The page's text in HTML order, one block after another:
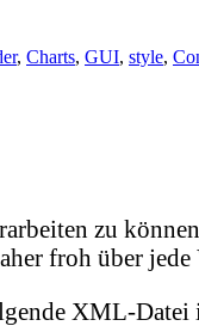
, Charts, GUI, style,
zu
froh über jede
XML-Datei